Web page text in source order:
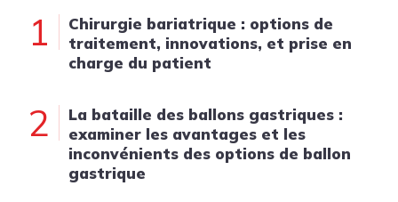
1
Chirurgie bariatrique : options de
traitement, innovations, et prise en
charge du patient
2
La bataille des ballons gastriques :
examiner les avantages et les
inconvénients des options de ballon
gastrique